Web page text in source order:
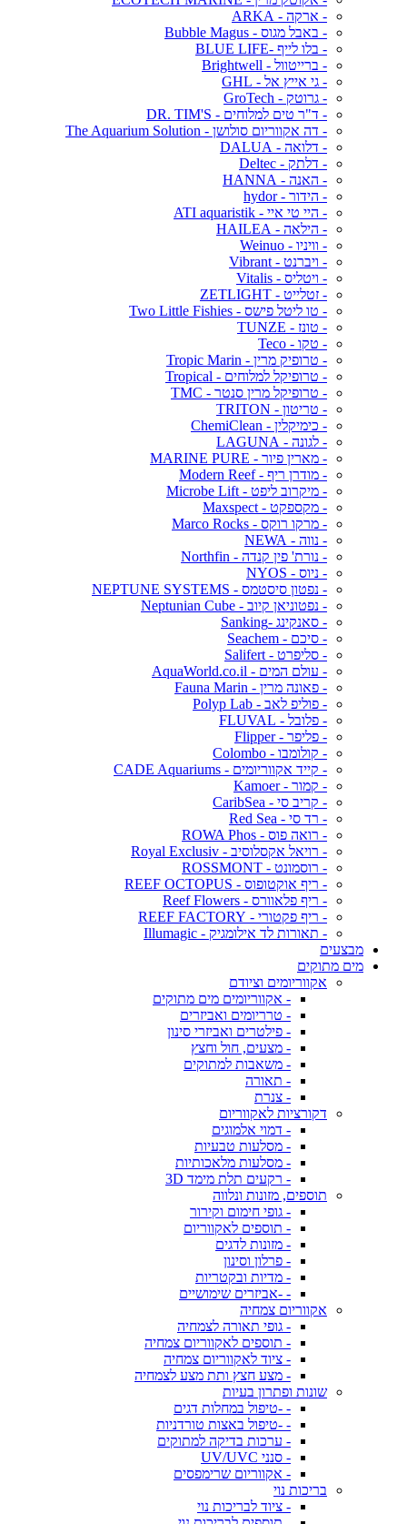
- ארקה - ARKA
- באבל מגוס - Bubble Magus
- בלו לייף -BLUE LIFE
- ברייטוול - Brightwell
- גי אייץ אל - GHL
- גרוטק - GroTech
- ד"ר טים למלוחים - DR. TIM'S
- דה אקווריום סולושן - The Aquarium Solution
- דלואה - DALUA
- דלתק - Deltec
- האנה - HANNA
- הידור - hydor
- היי טי איי - ATI aquaristik
- הילאה - HAILEA
- וויניו - Weinuo
- ויברנט - Vibrant
- ויטליס - Vitalis
- זטלייט - ZETLIGHT
- טו ליטל פישס - Two Little Fishies
- טונז - TUNZE
- טקו - Teco
- טרופיק מרין - Tropic Marin
- טרופיקל למלוחים - Tropical
- טרופיקל מרין סנטר - TMC
- טריטון - TRITON
- כימיקלין - ChemiClean
- לגונה - LAGUNA
- מארין פיור - MARINE PURE
- מודרן ריף - Modern Reef
- מיקרוב ליפט - Microbe Lift
- מקספקט - Maxspect
- מרקו רוקס - Marco Rocks
- נווה - NEWA
- נורת' פין קנדה - Northfin
- ניוס - NYOS
- נפטון סיסטמס - NEPTUNE SYSTEMS
- נפטוניאן קיוב - Neptunian Cube
- סאנקינג -Sanking
- סיכם - Seachem
- סליפרט - Salifert
- עולם המים - AquaWorld.co.il
- פאונה מרין - Fauna Marin
- פוליפ לאב - Polyp Lab
- פלובל - FLUVAL
- פליפר - Flipper
- קולומבו - Colombo
- קייד אקווריומים - CADE Aquariums
- קמור - Kamoer
- קריב סי - CaribSea
- רד סי - Red Sea
- רואה פוס - ROWA Phos
- רויאל אקסלוסיב - Royal Exclusiv
- רוסמונט - ROSSMONT
- ריף אוקטופוס - REEF OCTOPUS
- ריף פלאוורס - Reef Flowers
- ריף פקטורי - REEF FACTORY
- תאורות לד אילומגיק - Illumagic
מבצעים
מים מתוקים
אקווריומים וציודם
- אקווריומים מים מתוקים
- טרריומים ואביזרים
- פילטרים ואביזרי סינון
- מצעים, חול וחצץ
- משאבות למתוקים
- תאורה
- צנרת
דקורציות לאקווריום
- דמוי אלמוגים
- מסלעות טבעיות
- מסלעות מלאכותיות
- רקעים תלת מימד 3D
תוספים, מזונות ונלווה
- גופי חימום וקירור
- תוספים לאקווריום
- מזונות לדגים
- פרלון וסינון
- מדיות ובקטריות
- -אביזרים שימושיים
אקווריום צמחיה
- גופי תאורה לצמחיה
- תוספים לאקווריום צמחיה
- ציוד לאקווריום צמחיה
- מצע חצץ ותת מצע לצמחיה
שונות ופתרון בעיות
- -טיפול במחלות דגים
- -טיפול באצות טורדניות
- ערכות בדיקה למתוקים
- סנני UV/UVC
- אקווריום שרימפסים
בריכות נוי
- ציוד לבריכות נוי